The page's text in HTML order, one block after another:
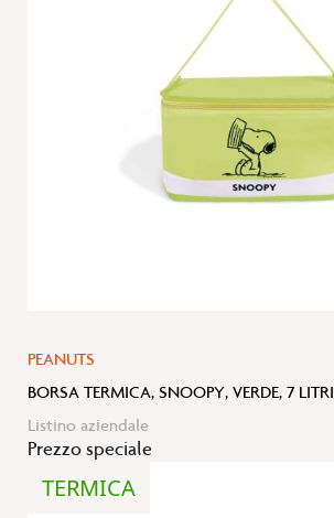
PEANUTS
BORSA TERMICA, SNOOPY, VERDE, 7 LITRI
Listino aziendale
Prezzo speciale
TERMICA